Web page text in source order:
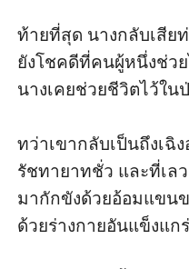
ท้ายที่สุด นางกลับเสีย
ยังโชคดีที่คนผู้หนึ่งช่ว
นางเคยช่วยชีวิตไว้ใน
ทว่าเขากลับเป็นถึงเฉิ
รัชทายาทชั่ว และที่เล
มากักขังด้วยอ้อมแขนข
ด้วยร่างกายอันแข็งแก